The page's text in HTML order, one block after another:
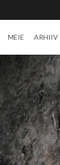
MEIE ARHIIV